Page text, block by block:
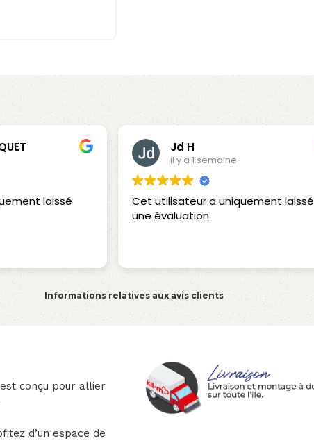
laissé
Jd H
il y a 1 semaine
Cet utilisateur a uniquement laissé
une évaluation.
Informations relatives aux avis clients
conçu pour allier
d’un espace de